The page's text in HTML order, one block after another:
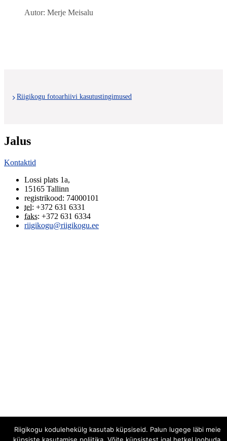
Autor: Merje Meisalu
Riigikogu fotoarhiivi kasutustingimused
Riigikogu kodulehekülg kasutab küpsiseid. Palun lugege läbi meie
Jalus
Kontaktid
Lossi plats 1a,
15165 Tallinn
registrikood: 74000101
tel: +372 631 6331
faks: +372 631 6334
riigikogu@riigikogu.ee